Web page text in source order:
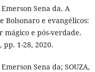
Sena da. A
Bolsonaro e evangélicos:
mágico e pós-verdade.
1-28, 2020.
Sena da; SOUZA,